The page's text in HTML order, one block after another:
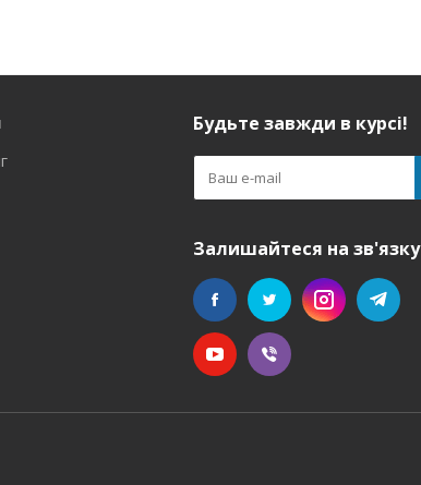
Будьте завжди в курсі!
Залишайтеся на зв'язку